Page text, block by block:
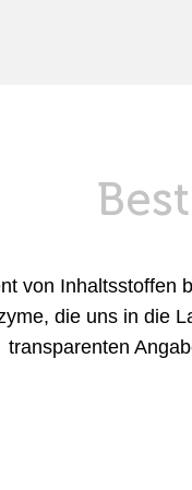
von Inhaltsstoffen
die uns in die
transparenten